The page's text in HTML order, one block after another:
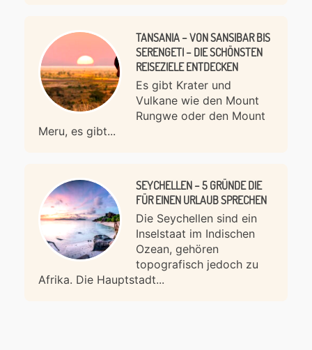
TANSANIA – VON SANSIBAR BIS
SERENGETI – DIE SCHÖNSTEN
REISEZIELE ENTDECKEN
Es gibt Krater und
Vulkane wie den Mount
Rungwe oder den Mount
Meru, es gibt...
SEYCHELLEN – 5 GRÜNDE DIE
FÜR EINEN URLAUB SPRECHEN
Die Seychellen sind ein
Inselstaat im Indischen
Ozean, gehören
topografisch jedoch zu
Afrika. Die Hauptstadt...